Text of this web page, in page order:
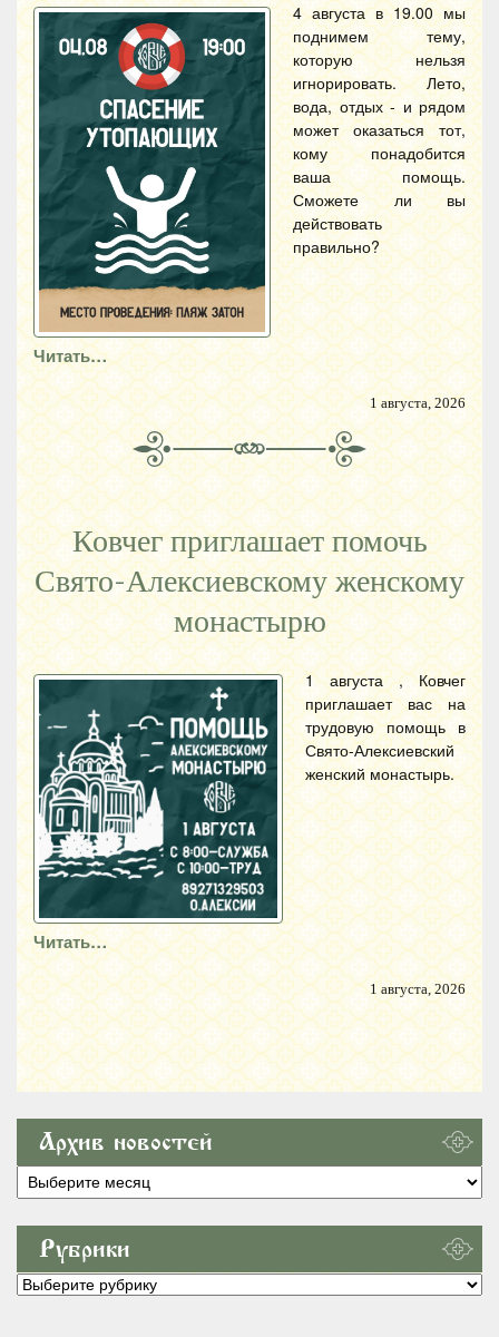
4 августа в 19.00 мы
поднимем тему,
которую нельзя
игнорировать. Лето,
вода, отдых - и рядом
может оказаться тот,
кому понадобится
ваша помощь.
Сможете ли вы
действовать
правильно?
Читать…
1 августа, 2026
Ковчег приглашает помочь
Свято-Алексиевскому женскому
монастырю
1 августа , Ковчег
приглашает вас на
трудовую помощь в
Свято-Алексиевский
женский монастырь.
Читать…
1 августа, 2026
Архив новостей
Архив
новостей
Рубрики
Рубрики